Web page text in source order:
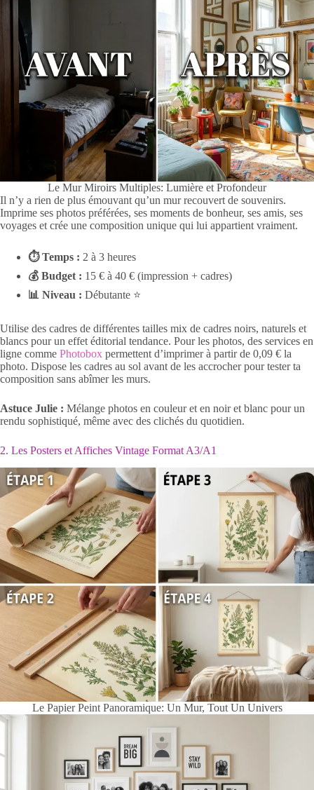
Le Mur Miroirs Multiples: Lumière et Profondeur
Il n’y a rien de plus émouvant qu’un mur recouvert de souvenirs.
Imprime ses photos préférées, ses moments de bonheur, ses amis, ses
voyages et crée une composition unique qui lui appartient vraiment.
⏱ Temps : 2 à 3 heures
💰 Budget : 15 € à 40 € (impression + cadres)
📊 Niveau : Débutante ⭐
Utilise des cadres de différentes tailles mix de cadres noirs, naturels et
blancs pour un effet éditorial tendance. Pour les photos, des services en
ligne comme Photobox permettent d’imprimer à partir de 0,09 € la
photo. Dispose les cadres au sol avant de les accrocher pour tester ta
composition sans abîmer les murs.
Astuce Julie : Mélange photos en couleur et en noir et blanc pour un
rendu sophistiqué, même avec des clichés du quotidien.
2. Les Posters et Affiches Vintage Format A3/A1
Le Papier Peint Panoramique: Un Mur, Tout Un Univers